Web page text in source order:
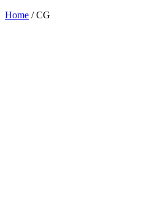
Home /CG